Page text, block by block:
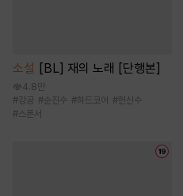
소설 [BL] 재의 노래 [단행본]
4.8만
#강공 #순진수 #하드코어 #헌신수
#스폰서